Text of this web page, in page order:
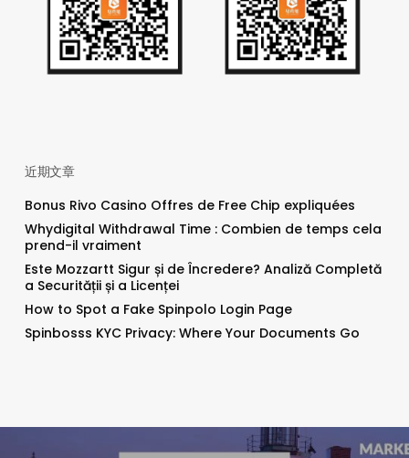
近期文章
Bonus Rivo Casino Offres de Free Chip expliquées
Whydigital Withdrawal Time : Combien de temps cela
prend-il vraiment
Este Mozzartt Sigur și de Încredere? Analiză Completă
a Securității și a Licenței
How to Spot a Fake Spinpolo Login Page
Spinbosss KYC Privacy: Where Your Documents Go